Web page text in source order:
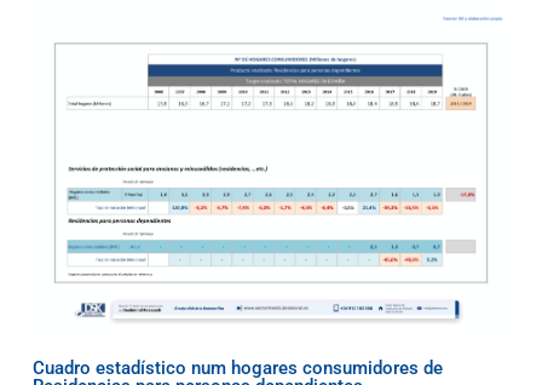
Cuadro estadístico num hogares consumidores de